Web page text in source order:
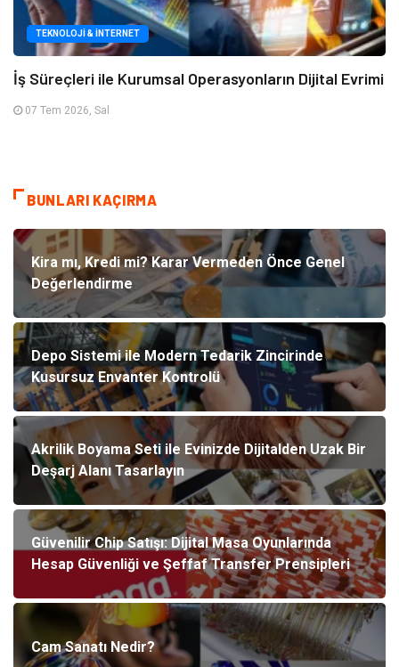
TEKNOLOJI & İNTERNET
İş Süreçleri ile Kurumsal Operasyonların Dijital Evrimi
07 Tem 2026, Sal
BUNLARI KAÇIRMA
Kira mı, Kredi mi? Karar Vermeden Önce Genel
Değerlendirme
Depo Sistemi ile Modern Tedarik Zincirinde
Kusursuz Envanter Kontrolü
Akrilik Boyama Seti ile Evinizde Dijitalden Uzak Bir
Deşarj Alanı Tasarlayın
Güvenilir Chip Satışı: Dijital Masa Oyunlarında
Hesap Güvenliği ve Şeffaf Transfer Prensipleri
Cam Sanatı Nedir?